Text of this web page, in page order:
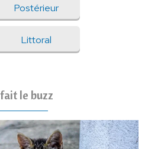
Postérieur
Littoral
le buzz